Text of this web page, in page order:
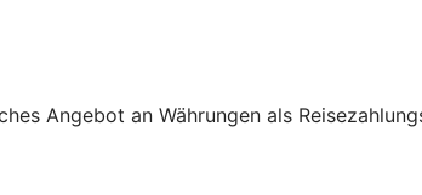
Angebot an Währungen als